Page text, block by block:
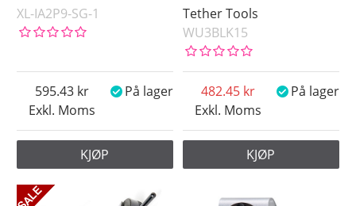
XL-IA2P9-SG-1
Exkl. Moms
595.43 På lager
KJØP
Tether Tools
WU3BLK15
Exkl. Moms
482.45 På lager
KJØP